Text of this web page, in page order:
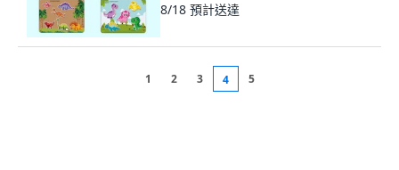
8/18 預計送達
1 2 3 4 5